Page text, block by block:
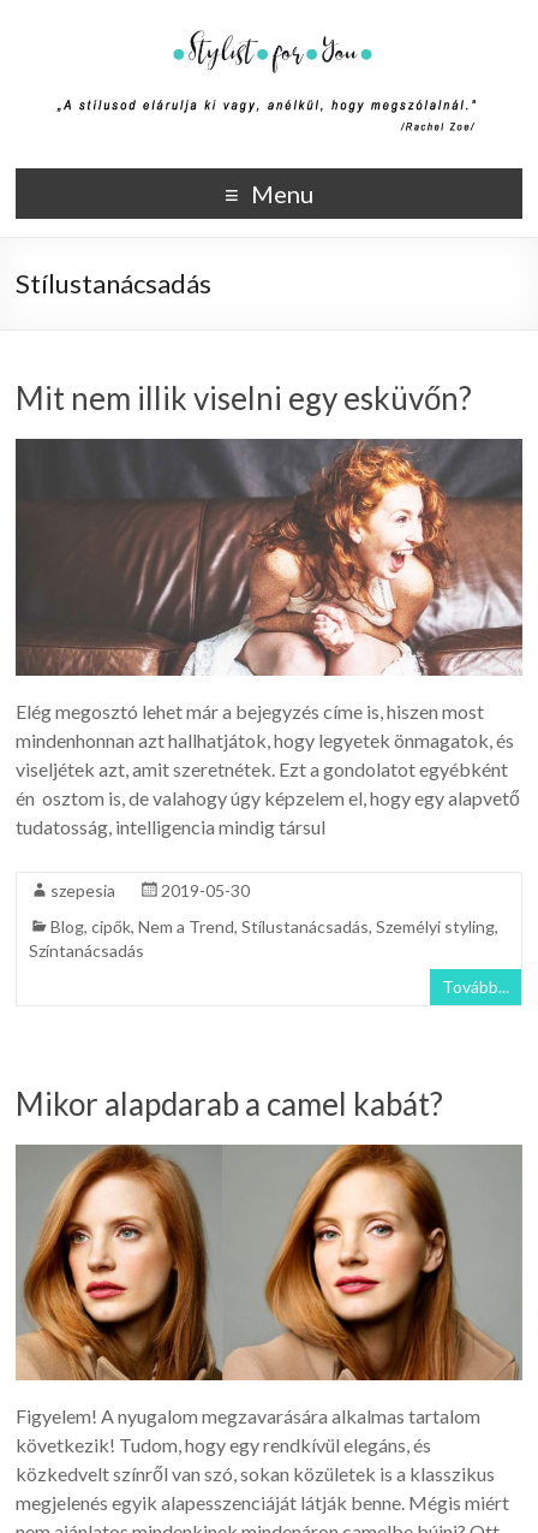
Stylist4U
A stílus az egyik módja annak, hogy elmondd ki vagy, anélkül,
hogy megszólalnál. (Rachel Zoe)
Menu
Stílustanácsadás
Mit nem illik viselni egy esküvőn?
Elég megosztó lehet már a bejegyzés címe is, hiszen most
mindenhonnan azt hallhatjátok, hogy legyetek önmagatok, és
viseljétek azt, amit szeretnétek. Ezt a gondolatot egyébként
én osztom is, de valahogy úgy képzelem el, hogy egy alapvető
tudatosság, intelligencia mindig társul
szepesia
2019-05-30
Blog,cipők,Nem a Trend,Stílustanácsadás,Személyi styling,
Színtanácsadás
Tovább...
Mikor alapdarab a camel kabát?
Figyelem! A nyugalom megzavarására alkalmas tartalom
következik! Tudom, hogy egy rendkívül elegáns, és
közkedvelt színről van szó, sokan közületek is a klasszikus
megjelenés egyik alapesszenciáját látják benne. Mégis miért